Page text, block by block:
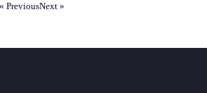
« PreviousNext »